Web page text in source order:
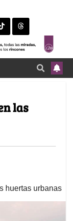
las
huertas urbanas